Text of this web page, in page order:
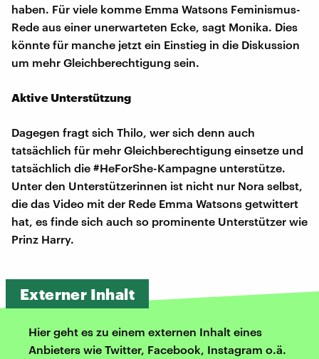
haben. Für viele komme Emma Watsons Feminismus-
Rede aus einer unerwarteten Ecke, sagt Monika. Dies
könnte für manche jetzt ein Einstieg in die Diskussion
um mehr Gleichberechtigung sein.
Aktive Unterstützung
Dagegen fragt sich Thilo, wer sich denn auch
tatsächlich für mehr Gleichberechtigung einsetze und
tatsächlich die #HeForShe-Kampagne unterstütze.
Unter den Unterstützerinnen ist nicht nur Nora selbst,
die das Video mit der Rede Emma Watsons getwittert
hat, es finde sich auch so prominente Unterstützer wie
Prinz Harry.
Externer Inhalt
Hier geht es zu einem externen Inhalt eines
Anbieters wie Twitter, Facebook, Instagram o.ä.